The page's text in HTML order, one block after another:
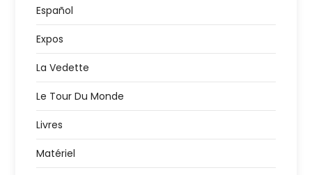
Español
Expos
La Vedette
Le Tour Du Monde
Livres
Matériel